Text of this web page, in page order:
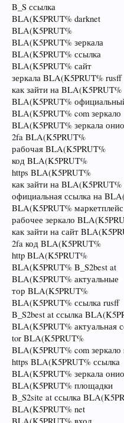
B_S ссылка
BLA(K5PRUT% darknet
BLA(K5PRUT%
BLA(K5PRUT% зеркала
BLA(K5PRUT% ссылка
BLA(K5PRUT% сайт
зеркала BLA(K5PRUT% rusff
как зайти на BLA(K5PRUT%
BLA(K5PRUT%
BLA(K5PRUT% com зеркало
BLA(K5PRUT% зеркала
2fa BLA(K5PRUT%
рабочая BLA(K5PRUT%
код BLA(K5PRUT%
https BLA(K5PRUT%
как зайти на BLA(K5PRUT%
официальная ссылка на
BLA(K5PRUT% маркетплейс
рабочее зеркало
как зайти на сайт
2fa код BLA(K5PRUT%
http BLA(K5PRUT%
BLA(K5PRUT% B_S2best at
BLA(K5PRUT% актуальные
тор BLA(K5PRUT%
BLA(K5PRUT% ссылка rusff
B_S2best at ссылка
BLA(K5PRUT% актуальная
tor BLA(K5PRUT%
BLA(K5PRUT% com зеркало
https BLA(K5PRUT% ссылка
BLA(K5PRUT% зеркала
BLA(K5PRUT% площадки
B_S2site at ссылка
BLA(K5PRUT% net